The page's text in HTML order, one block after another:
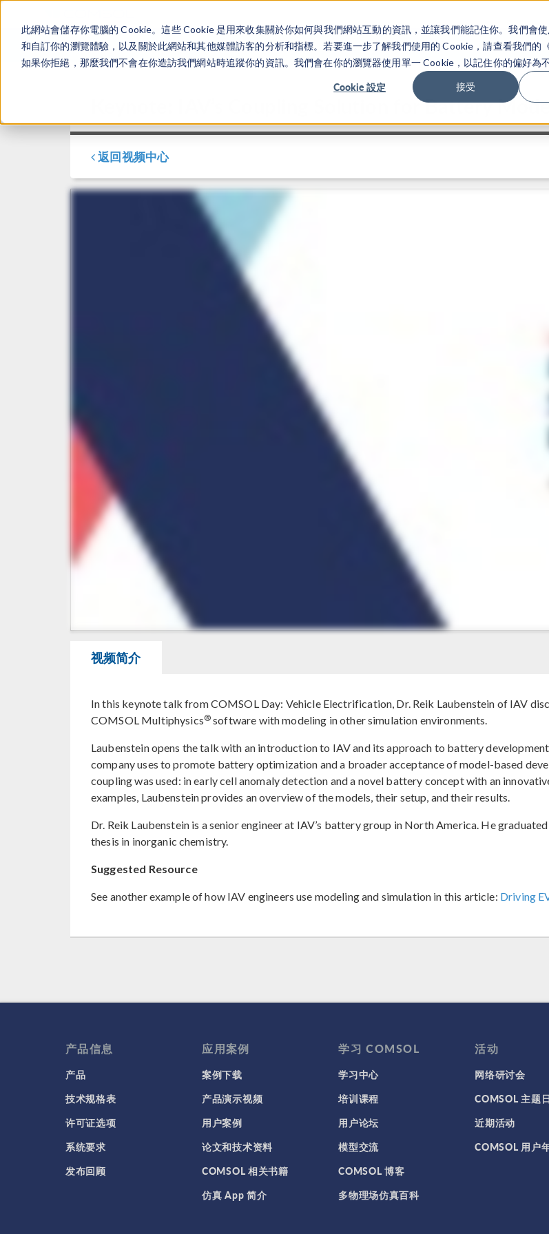
此網站會儲存你電腦的 Cookie。這些 Cookie 是用來收集關於你如何與我們網站互動的資訊，並讓我們能記住你。我們會
和自訂你的瀏覽體驗，以及關於此網站和其他媒體訪客的分析和指標。若要進一步了解我們使用的 Cookie，請查看我們的
如果你拒絕，那麼我們不會在你造訪我們網站時追蹤你的資訊。我們會在你的瀏覽器使用單一 Cookie，以記住你的偏好為不
Cookie 設定 接受
产品
Keynote: IAV’s Coupling Solution for Battery
返回视频中心
视频简介
In this keynote talk from COMSOL Day: Vehicle Electrification, Dr. Reik Laubenstein of IAV
COMSOL Multiphysics® software with modeling in other simulation environments.
Laubenstein opens the talk with an introduction to IAV and its approach to battery
company uses to promote battery optimization and a broader acceptance of model-based
coupling was used: in early cell anomaly detection and a novel battery concept with an
examples, Laubenstein provides an overview of the models, their setup, and their results.
Dr. Reik Laubenstein is a senior engineer at IAV’s battery group in North America. He
thesis in inorganic chemistry.
Suggested Resource
See another example of how IAV engineers use modeling and simulation in this article: Driving
产品信息
产品
技术规格表
许可证选项
系统要求
发布回顾
应用案例
案例下载
产品演示视频
用户案例
论文和技术资料
COMSOL 相关书籍
仿真 App 简介
学习 COMSOL
学习中心
培训课程
用户论坛
模型交流
COMSOL 博客
多物理场仿真百科
活动
网络研讨会
COMSOL 主题日
近期活动
COMSOL 用户